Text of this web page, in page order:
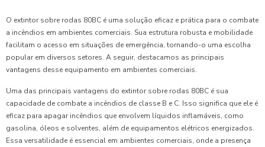
O extintor sobre rodas 80BC é uma solução eficaz e prática para o combate
a incêndios em ambientes comerciais. Sua estrutura robusta e mobilidade
facilitam o acesso em situações de emergência, tornando-o uma escolha
popular em diversos setores. A seguir, destacamos as principais
vantagens desse equipamento em ambientes comerciais.
Uma das principais vantagens do extintor sobre rodas 80BC é sua
capacidade de combate a incêndios de classe B e C. Isso significa que ele é
eficaz para apagar incêndios que envolvem líquidos inflamáveis, como
gasolina, óleos e solventes, além de equipamentos elétricos energizados.
Essa versatilidade é essencial em ambientes comerciais, onde a presença